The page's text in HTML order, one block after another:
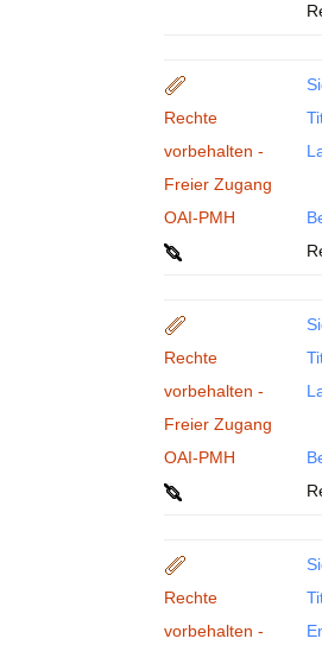
Rechte
vorbehalten -
Freier Zugang
OAI-PMH
Rechte
vorbehalten -
Freier Zugang
OAI-PMH
Rechte
vorbehalten -